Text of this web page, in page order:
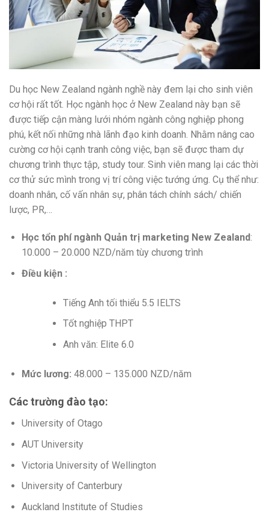
Du học New Zealand ngành nghề này đem lại cho sinh viên
cơ hội rất tốt. Học ngành học ở New Zealand này bạn sẽ
được tiếp cận màng lưới nhóm ngành công nghiệp phong
phú, kết nối những nhà lãnh đạo kinh doanh. Nhằm nâng cao
cường cơ hội cạnh tranh công việc, bạn sẽ được tham dự
chương trình thực tập, study tour. Sinh viên mang lại các thời
cơthử sức mình trong vị trí công việc tướng ứng. Cụ thể như:
doanh nhân, cố vấn nhân sự, phân tách chính sách/ chiến
lược, PR,…
Học tổn phíngành Quản trị marketing New Zealand:
10.000 – 20.000 NZD/năm tùy chương trình
Điều kiện :
Tiếng Anh tối thiểu 5.5 IELTS
Tốt nghiệp THPT
Anh văn: Elite 6.0
Mức lương: 48.000 – 135.000 NZD/năm
Các trường đào tạo:
University of Otago
AUT University
Victoria University of Wellington
University of Canterbury
Auckland Institute of Studies